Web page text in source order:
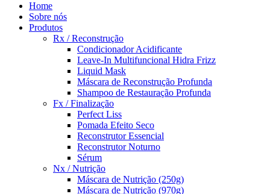
Home
Sobre nós
Produtos
Rx / Reconstrução
Condicionador Acidificante
Leave-In Multifuncional Hidra Frizz
Liquid Mask
Máscara de Reconstrução Profunda
Shampoo de Restauração Profunda
Fx / Finalização
Perfect Liss
Pomada Efeito Seco
Reconstrutor Essencial
Reconstrutor Noturno
Sérum
Nx / Nutrição
Máscara de Nutrição (250g)
Máscara de Nutrição (970g)